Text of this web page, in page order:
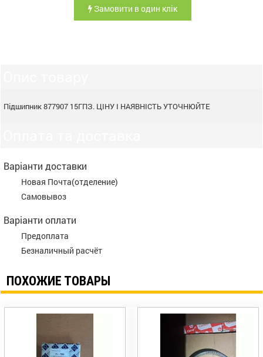
Замовити в один клік
Підшипник 877907 15ГПЗ. ЦІНУ І НАЯВНІСТЬ УТОЧНЮЙТЕ
Варіанти доставки
Новая Почта(отделение)
Самовывоз
Варіанти оплати
Предоплата
Безналичный расчёт
ПОХОЖИЕ ТОВАРЫ